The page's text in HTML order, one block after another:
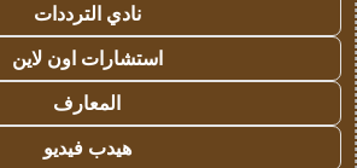
نادي الترددات
استشارات اون لاين
المعارف
هيدب فيديو